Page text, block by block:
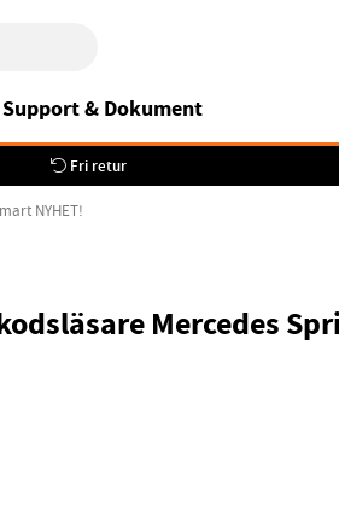
Fri retur
Support & Dokument
NYHET!
Mercedes